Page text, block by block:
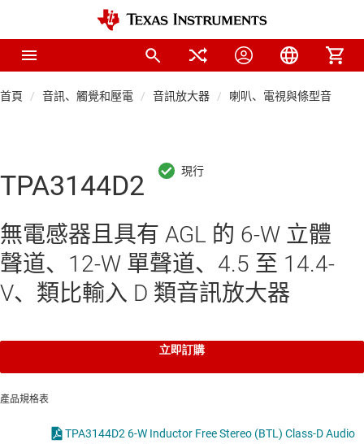
首頁 音訊、觸覺和壓電 音訊放大器 喇叭、電視與條型音箱音
TPA3144D2
無電感器且具有 AGL 的 6-W 立體
聲道、12-W 單聲道、4.5 至 14.4-
V、類比輸入 D 類音訊放大器
立即訂購
產品規格表
TPA3144D2 6-W Inductor Free Stereo (BTL) Class-D Audio